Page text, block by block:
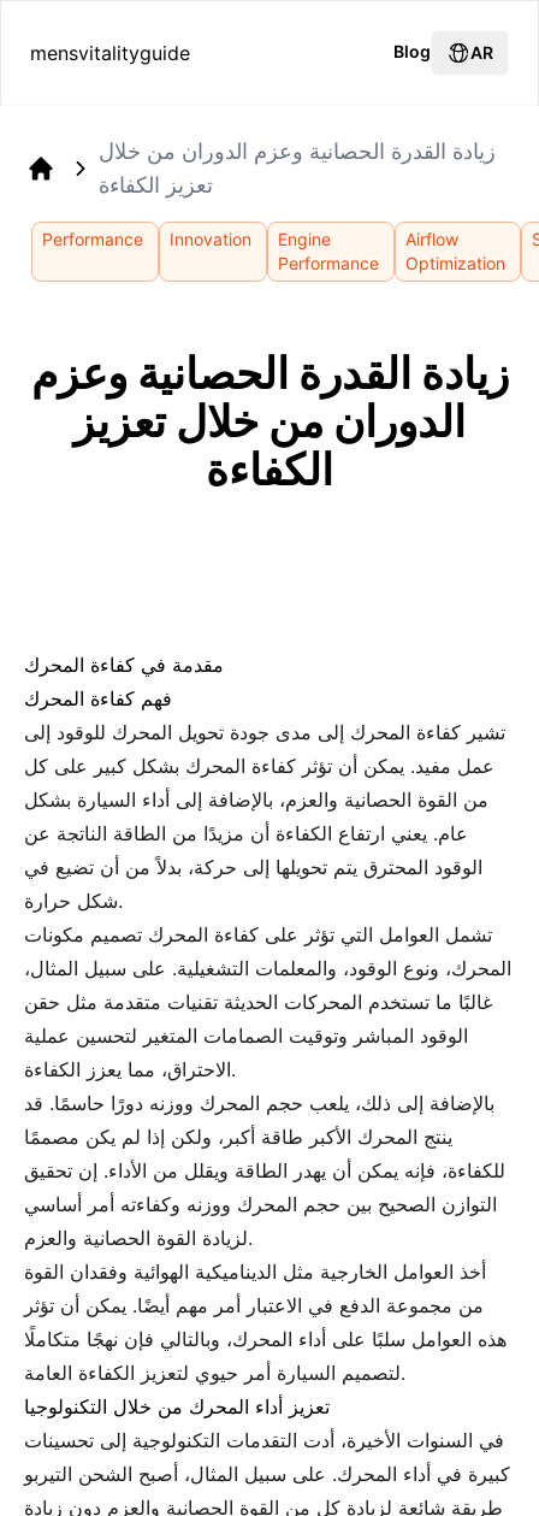
mensvitalityguide Blog AR
زيادة القدرة الحصانية وعزم الدوران من خلال
تعزيز الكفاءة
Performance Innovation
Engine
Performance
Airflow
Optimization
زيادة القدرة الحصانية وعزم
الدوران من خلال تعزيز
الكفاءة
مقدمة في كفاءة المحرك
فهم كفاءة المحرك
تشير كفاءة المحرك إلى مدى جودة تحويل المحرك للوقود إلى
عمل مفيد. يمكن أن تؤثر كفاءة المحرك بشكل كبير على كل
من القوة الحصانية والعزم، بالإضافة إلى أداء السيارة بشكل
عام. يعني ارتفاع الكفاءة أن مزيدًا من الطاقة الناتجة عن
الوقود المحترق يتم تحويلها إلى حركة، بدلاً من أن تضيع في
شكل حرارة.
تشمل العوامل التي تؤثر على كفاءة المحرك تصميم مكونات
المحرك، ونوع الوقود، والمعلمات التشغيلية. على سبيل المثال،
غالبًا ما تستخدم المحركات الحديثة تقنيات متقدمة مثل حقن
الوقود المباشر وتوقيت الصمامات المتغير لتحسين عملية
الاحتراق، مما يعزز الكفاءة.
بالإضافة إلى ذلك، يلعب حجم المحرك ووزنه دورًا حاسمًا. قد
ينتج المحرك الأكبر طاقة أكبر، ولكن إذا لم يكن مصممًا
للكفاءة، فإنه يمكن أن يهدر الطاقة ويقلل من الأداء. إن تحقيق
التوازن الصحيح بين حجم المحرك ووزنه وكفاءته أمر أساسي
لزيادة القوة الحصانية والعزم.
أخذ العوامل الخارجية مثل الديناميكية الهوائية وفقدان القوة
من مجموعة الدفع في الاعتبار أمر مهم أيضًا. يمكن أن تؤثر
هذه العوامل سلبًا على أداء المحرك، وبالتالي فإن نهجًا متكاملًا
لتصميم السيارة أمر حيوي لتعزيز الكفاءة العامة.
تعزيز أداء المحرك من خلال التكنولوجيا
في السنوات الأخيرة، أدت التقدمات التكنولوجية إلى تحسينات
كبيرة في أداء المحرك. على سبيل المثال، أصبح الشحن التيربو
طريقة شائعة لزيادة كل من القوة الحصانية والعزم دون زيادة